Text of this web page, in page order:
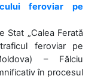
feroviar pe
Stat „Calea Ferată
feroviar pe
– Fălciu
în procesul